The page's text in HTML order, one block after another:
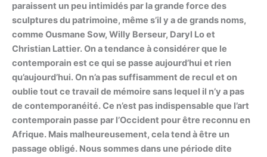
paraissent un peu intimidés par la grande force des
sculptures du patrimoine, même s’il y a de grands noms,
comme Ousmane Sow, Willy Berseur, Daryl Lo et
Christian Lattier. On a tendance à considérer que le
contemporain est ce qui se passe aujourd’hui et rien
qu’aujourd’hui. On n’a pas suffisamment de recul et on
oublie tout ce travail de mémoire sans lequel il n’y a pas
de contemporanéité. Ce n’est pas indispensable que l’art
contemporain passe par l’Occident pour être reconnu en
Afrique. Mais malheureusement, cela tend à être un
passage obligé. Nous sommes dans une période dite